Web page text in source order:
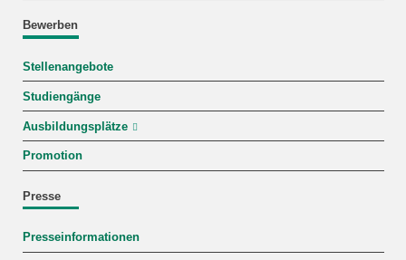
Bewerben
Stellenangebote
Studiengänge
Ausbildungsplätze
Promotion
Presse
Presseinformationen